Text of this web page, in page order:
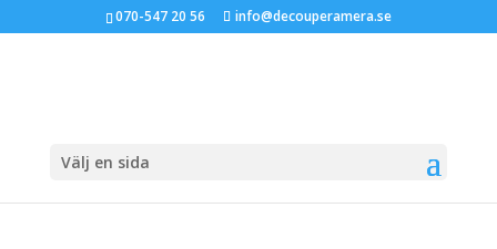
070-547 20 56 info@decouperamera.se
Välj en sida